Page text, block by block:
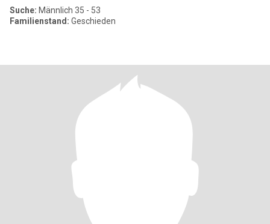
Suche: Männlich 35 - 53
Familienstand: Geschieden